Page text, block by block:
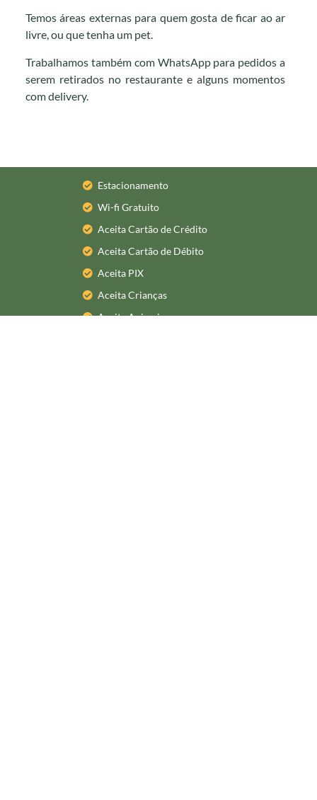
Temos áreas externas para quem gosta de ficar ao ar
livre, ou que tenha um pet.
Trabalhamos também com WhatsApp para pedidos a
serem retirados no restaurante e alguns momentos
com delivery.
Estacionamento
Wi-fi Gratuito
Aceita Cartão de Crédito
Aceita Cartão de Débito
Aceita PIX
Aceita Crianças
Aceita Animais